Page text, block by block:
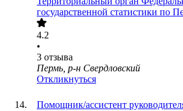
государственной статистики по
4.2
•
3 отзыва
Пермь, р-н Свердловский
Откликнуться
Помощник/ассистент